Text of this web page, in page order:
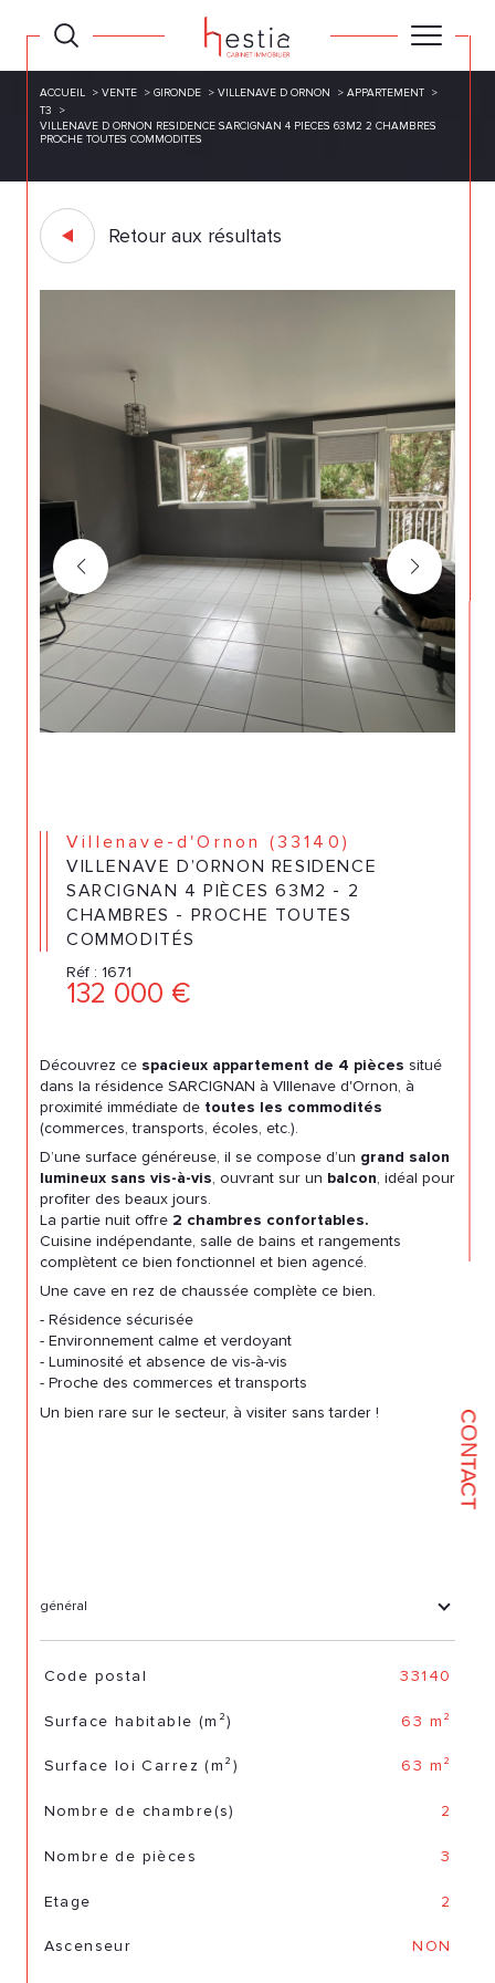
CONTACT
ACCUEIL VENTE GIRONDE VILLENAVE D ORNON
APPARTEMENT
T3
VILLENAVE D ORNON RESIDENCE SARCIGNAN 4 PIECES 63M2 2 CHAMBRES
PROCHE TOUTES COMMODITES
Retour aux résultats
Villenave-d'Ornon (33140)
VILLENAVE D’ORNON RESIDENCE
SARCIGNAN 4 PIÈCES 63M2 - 2
CHAMBRES - PROCHE TOUTES
COMMODITÉS
Réf : 1671
132 000 €
Découvrez ce spacieux appartement de 4 pièces situé
dans la résidence SARCIGNAN à VIllenave d'Ornon, à
proximité immédiate de toutes les commodités
(commerces, transports, écoles, etc.).
D’une surface généreuse, il se compose d’un grand salon
lumineux sans vis-à-vis, ouvrant sur un balcon, idéal pour
profiter des beaux jours.
La partie nuit offre 2 chambres confortables.
Cuisine indépendante, salle de bains et rangements
complètent ce bien fonctionnel et bien agencé.
Une cave en rez de chaussée complète ce bien.
- Résidence sécurisée
- Environnement calme et verdoyant
- Luminosité et absence de vis-à-vis
- Proche des commerces et transports
Un bien rare sur le secteur, à visiter sans tarder !
général
TRAD_SIROCCO_Caracteristique
Code postal 33140
Surface habitable (m²) 63 m²
Surface loi Carrez (m²) 63 m²
Nombre de chambre(s) 2
Nombre de pièces 3
Etage 2
Ascenseur NON